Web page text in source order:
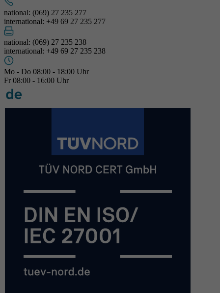
national: (069) 27 235 277
international: +49 69 27 235 277
national: (069) 27 235 238
international: +49 69 27 235 238
Mo - Do 08:00 - 18:00 Uhr
Fr 08:00 - 16:00 Uhr